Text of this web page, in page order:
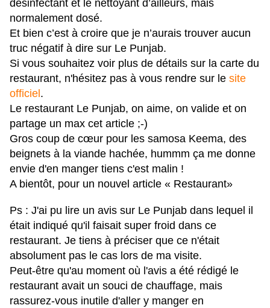
désinfectant et le nettoyant d’ailleurs, mais
normalement dosé.
Et bien c’est à croire que je n’aurais trouver aucun
truc négatif à dire sur Le Punjab.
Si vous souhaitez voir plus de détails sur la carte du
restaurant, n'hésitez pas à vous rendre sur le site
officiel .
Le restaurant Le Punjab, on aime, on valide et on
partage un max cet article ;-)
Gros coup de cœur pour les samosa Keema, des
beignets à la viande hachée, hummm ça me donne
envie d'en manger tiens c'est malin !
A bientôt, pour un nouvel article « Restaurant»
Ps : J'ai pu lire un avis sur Le Punjab dans lequel il
était indiqué qu'il faisait super froid dans ce
restaurant. Je tiens à préciser que ce n'était
absolument pas le cas lors de ma visite.
Peut-être qu'au moment où l'avis a été rédigé le
restaurant avait un souci de chauffage, mais
rassurez-vous inutile d'aller y manger en